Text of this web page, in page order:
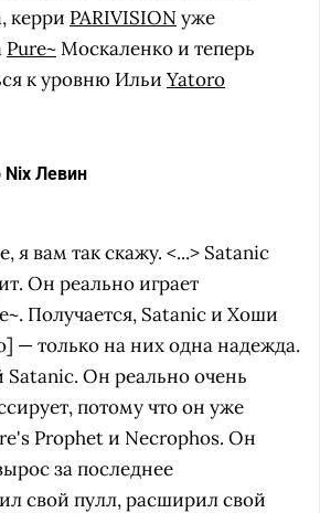
керри PARIVISIONуже
Pure~Москаленко и теперь
к уровню Ильи Yatoro
Nix Левин
я вам так скажу. <...> Satanic
Он реально играет
~. Получается, Satanic и Хоши
— только на них одна надежда.
Satanic. Он реально очень
потому что он уже
Prophet и Necrophos. Он
за последнее
свой пулл, расширил свой